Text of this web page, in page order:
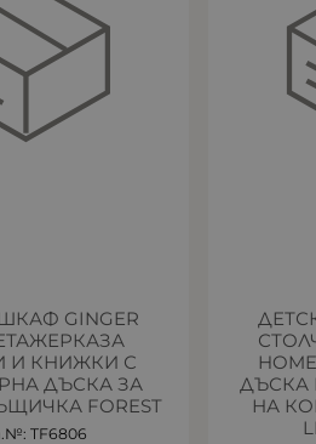
GINGER
И КНИЖКИ С
ДЪСКА ЗА
FOREST
TF6806
ДЪСКА
НА